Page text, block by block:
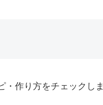
・作り方をチェックしま